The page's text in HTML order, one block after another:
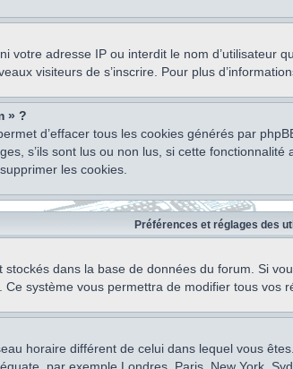
votre adresse IP ou interdit le nom d’utilisateur
visiteurs de s’inscrire. Pour plus
» ?
d’effacer tous les cookies générés par
s’ils sont lus ou non lus, si cette
les cookies.
Préférences et réglages des
dans la base de données du forum. Si
système vous permettra de modifier tous vos
horaire différent de celui dans lequel vous